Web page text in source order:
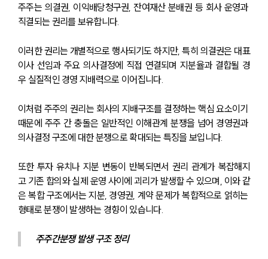
주주는 의결권, 이익배당청구권, 잔여재산 분배권 등 회사 운영과
직결되는 권리를 보유합니다.
이러한 권리는 개별적으로 행사되기도 하지만, 특히 의결권은 대표
이사 선임과 주요 의사결정에 직접 연결되며 지분율과 결합될 경
우 실질적인 경영 지배력으로 이어집니다.
이처럼 주주의 권리는 회사의 지배구조를 결정하는 핵심 요소이기
때문에 주주 간 충돌은 일반적인 이해관계 분쟁을 넘어 경영권과
의사결정 구조에 대한 분쟁으로 확대되는 특징을 보입니다.
또한 투자 유치나 지분 변동이 반복되면서 권리 관계가 복잡해지
고 기존 합의와 실제 운영 사이에 괴리가 발생할 수 있으며, 이와 같
은 복합 구조에서는 지분, 경영권, 계약 문제가 복합적으로 얽히는
형태로 분쟁이 발생하는 경향이 있습니다.
주주간분쟁 발생 구조 정리